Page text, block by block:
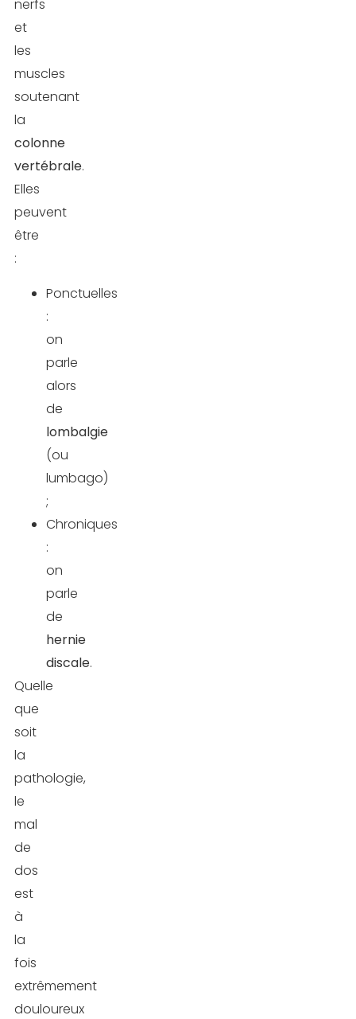
nerfs
et
les
muscles
soutenant
la
colonne
vertébrale.
Elles
peuvent
être
:
Ponctuelles
:
on
parle
alors
de
lombalgie
(ou
lumbago)
;
Chroniques
:
on
parle
de
hernie
discale.
Quelle
que
soit
la
pathologie,
le
mal
de
dos
est
à
la
fois
extrêmement
douloureux